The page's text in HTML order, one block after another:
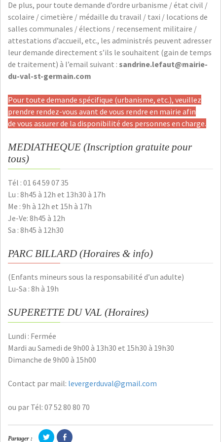
De plus, pour toute demande d’ordre urbanisme / état civil /
scolaire / cimetière / médaille du travail / taxi / locations de
salles communales / élections / recensement militaire /
attestations d’accueil, etc., les administrés peuvent adresser
leur demande directement s’ils le souhaitent (gain de temps
de traitement) à l’email suivant : sandrine.lefaut@mairie-
du-val-st-germain.com
Pour toute demande spécifique (urbanisme, etc.), veuillez
prendre rendez-vous avant de vous rendre en mairie afin
de vous assurer de la disponibilité des personnes en charge.
MEDIATHEQUE (Inscription gratuite pour
tous)
Tél : 01 64 59 07 35
Lu : 8h45 à 12h et 13h30 à 17h
Me : 9h à 12h et 15h à 17h
Je-Ve: 8h45 à 12h
Sa : 8h45 à 12h30
PARC BILLARD (Horaires & info)
(Enfants mineurs sous la responsabilité d’un adulte)
Lu-Sa : 8h à 19h
SUPERETTE DU VAL (Horaires)
Lundi : Fermée
Mardi au Samedi de 9h00 à 13h30 et 15h30 à 19h30
Dimanche de 9h00 à 15h00
Contact par mail: levergerduval@gmail.com
ou par Tél: 07 52 80 80 70
Partager : C C